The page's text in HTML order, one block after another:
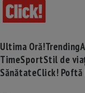
Ultima Oră!Trending
TimeSportStil de
SănătateClick! Poftă